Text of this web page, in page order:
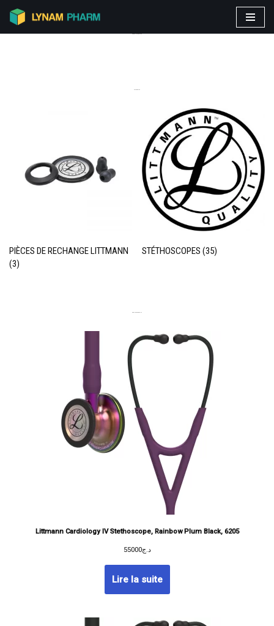
Aller
PIÈCES DE RECHANGE LITTMANN
(3)
STÉTHOSCOPES(35)
Littmann Cardiology IV Stethoscope, Rainbow Plum Black, 6205
د.ج55000
Lire la suite